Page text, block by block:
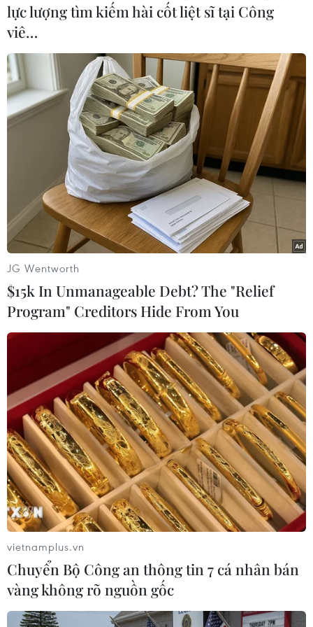
về cắt giảm rác thải bao
bì, cấm đồ nhựa dùng một
lần
Eu đặt mục tiêu giảm dần rác thải bao bì bất kể
vật liệu (nhựa, gỗ, sắt, nhôm, thủy tinh, giấy và bìa
cứng), cụ thể giảm 5% đến năm 2030, 10% đến
năm 2035 và 15% đến năm 2040 so với năm 2018.
(TTXVN/Vietnam+)
#Seoul #Hàn Quốc
#đồ nhựa dùng một lần
#rác thải nhựa
#tái sử dụng
#bảo vệ môi trường
Hàn Quốc
Theo dõi VietnamPlus
lực lượng tìm kiếm hài cốt liệt sĩ tại Công
viê…
JG Wentworth
$15k In Unmanageable Debt? The "Relief
Program" Creditors Hide From You
vietnamplus.vn
Chuyển Bộ Công an thông tin 7 cá nhân bán
vàng không rõ nguồn gốc